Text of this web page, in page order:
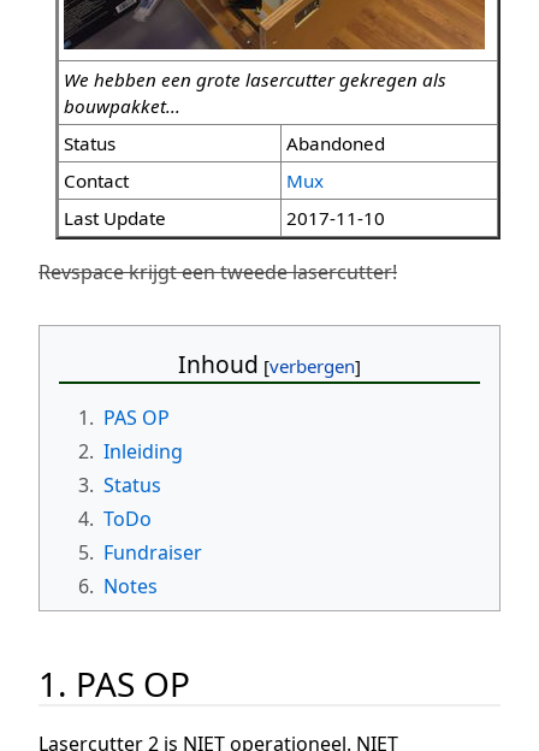
We hebben een grote lasercutter gekregen als
bouwpakket...
Status
Abandoned
Contact
Mux
Last Update
2017-11-10
Revspace krijgt een tweede lasercutter!
Inhoud
1. PAS OP
2. Inleiding
3. Status
4. ToDo
5. Fundraiser
6. Notes
1. PAS OP
Lasercutter 2 is NIET operationeel. NIET